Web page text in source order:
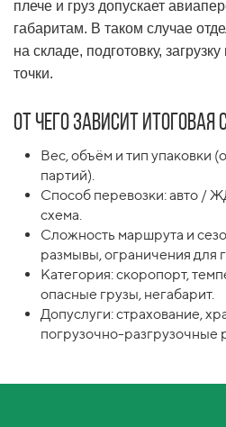
плече и груз допускает
габаритам. В таком случае
на складе, подготовку,
точки.
От чего зависит итоговая
Вес, объём и тип упаковки
партий).
Способ перевозки: авто /
схема.
Сложность маршрута и
размывы, ограничения для
Категория: скоропорт,
опасные грузы, негабарит.
Допуслуги: страхование,
погрузочно-разгрузочные